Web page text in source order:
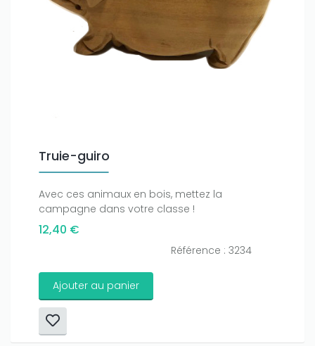
Truie-guiro
Avec ces animaux en bois, mettez la
campagne dans votre classe !
12,40 €
Référence : 3234
Ajouter au panier
amount on your credits!